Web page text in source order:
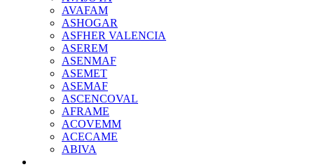
AVAFAM
ASHOGAR
ASFHER VALENCIA
ASEREM
ASENMAF
ASEMET
ASEMAF
ASCENCOVAL
AFRAME
ACOVEMM
ACECAME
ABIVA